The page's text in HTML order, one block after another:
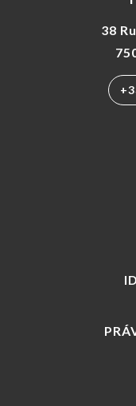
38